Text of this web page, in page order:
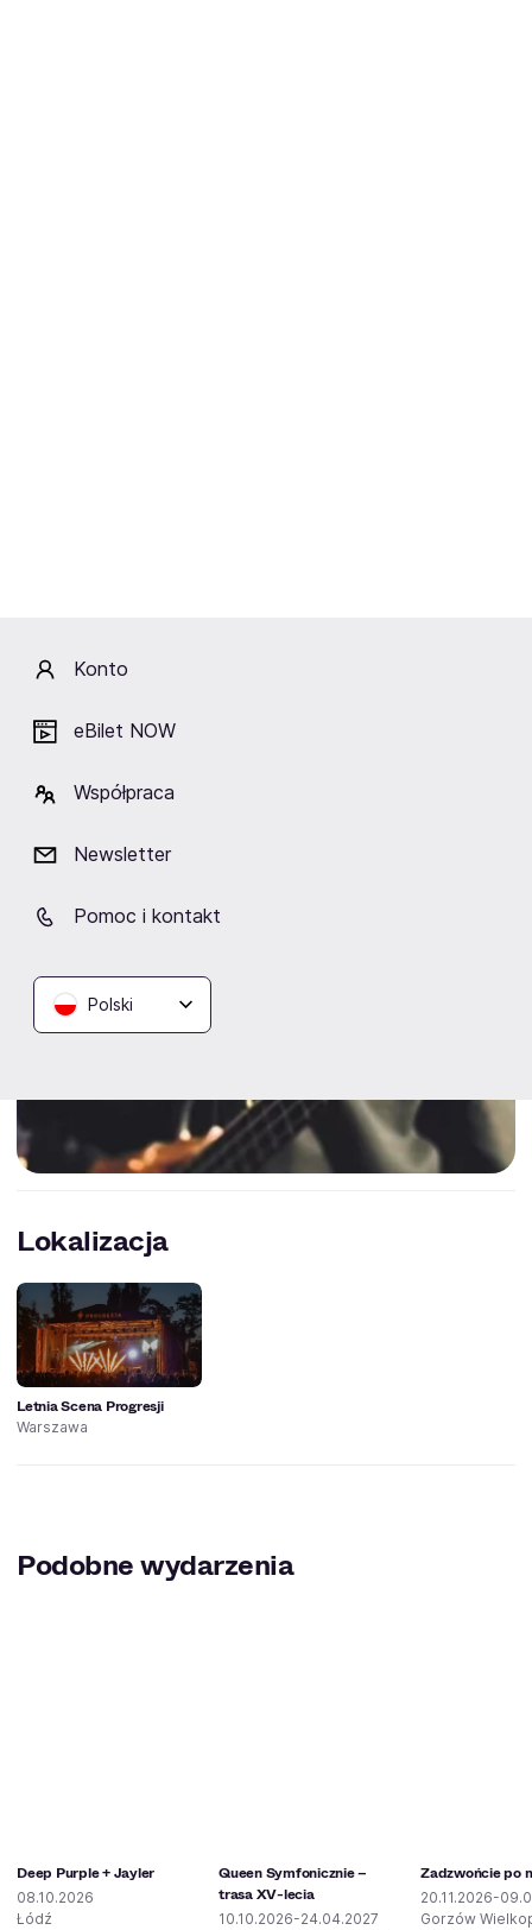
Konto
eBilet NOW
Współpraca
Newsletter
Pomoc i kontakt
Polski
Primus ogłasza koncert w Polsce! Oto
ciekawostki o zespole
Lokalizacja
Letnia Scena Progresji
Warszawa
Podobne wydarzenia
Deep Purple + Jayler
08.10.2026
Łódź
Queen Symfonicznie –
trasa XV-lecia
10.10.2026-24.04.2027
Zadzwońcie po
20.11.2026-
Gorzów